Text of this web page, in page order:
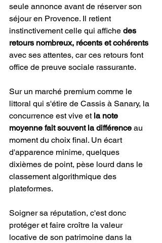
seule annonce avant de réserver son
séjour en Provence. Il retient
instinctivement celle qui affiche des
retours nombreux, récents et cohérents
avec ses attentes, car ces retours font
office de preuve sociale rassurante.
Sur un marché premium comme le
littoral qui s'étire de Cassis à Sanary, la
concurrence est vive et la note
moyenne fait souvent la différence au
moment du choix final. Un écart
d'apparence minime, quelques
dixièmes de point, pèse lourd dans le
classement algorithmique des
plateformes.
Soigner sa réputation, c'est donc
protéger et faire croître la valeur
locative de son patrimoine dans la